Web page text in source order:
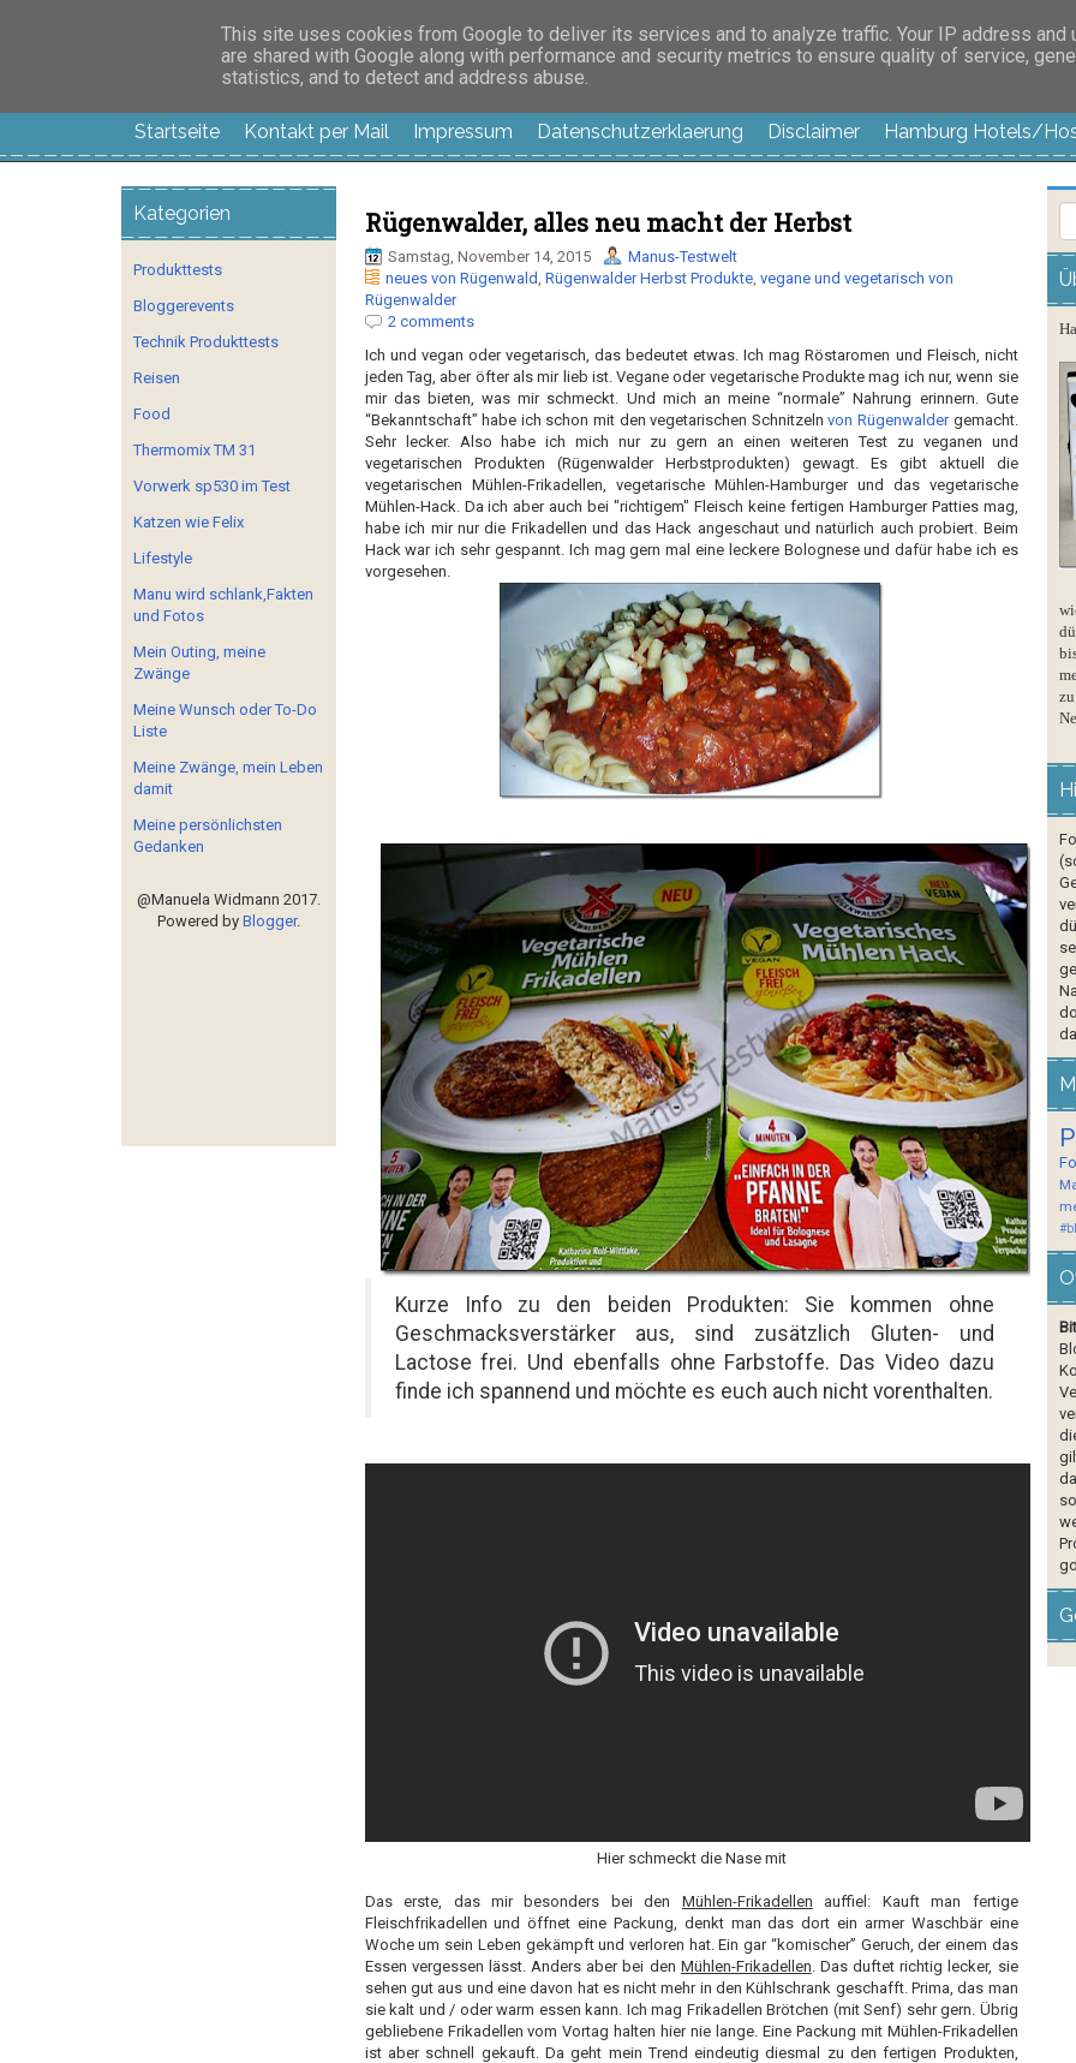
Manus Testwelt, alles außer langweilig
Startseite Kontakt per Mail Impressum Datenschutzerklaerung Disclaimer Hamburg Hotels/
Rügenwalder, alles neu macht der Herbst
Samstag, November 14, 2015
Manus-Testwelt
neues von Rügenwald, Rügenwalder Herbst Produkte, vegane und vegetarisch von
Rügenwalder
2 comments
Ich und vegan oder vegetarisch, das bedeutet etwas. Ich mag Röstaromen und Fleisch, nicht
jeden Tag, aber öfter als mir lieb ist. Vegane oder vegetarische Produkte mag ich nur, wenn sie
mir das bieten, was mir schmeckt. Und mich an meine “normale” Nahrung erinnern. Gute
“Bekanntschaft” habe ich schon mit den vegetarischen Schnitzelnvon Rügenwaldergemacht.
Sehr lecker. Also habe ich mich nur zu gern an einen weiteren Test zu veganen und
vegetarischen Produkten (Rügenwalder Herbstprodukten) gewagt. Es gibt aktuell die
vegetarischen Mühlen-Frikadellen, vegetarische Mühlen-Hamburger und das vegetarische
Mühlen-Hack. Da ich aber auch bei "richtigem" Fleisch keine fertigen Hamburger Pattiesmag,
habe ich mir nur die Frikadellen und dasHack angeschaut und natürlich auch probiert. Beim
Hackwar ich sehr gespannt. Ich mag gern mal eine leckere Bolognese und dafür habe ich es
vorgesehen.
Kurze Info zu den beiden Produkten: Sie kommen ohne
Geschmacksverstärker aus, sind zusätzlich Gluten- und
Lactose frei. Und ebenfalls ohne Farbstoffe. Das Video dazu
finde ich spannend und möchte es euch auch nicht vorenthalten.
Hier schmeckt die Nase mit
Das erste, das mir besonders bei den Mühlen-Frikadellen auffiel: Kauft man fertige
Fleischfrikadellen und öffnet eine Packung, denkt man das dort ein armer Waschbär eine
Woche um sein Leben gekämpft und verloren hat. Ein gar “komischer” Geruch, der einem das
Essen vergessen lässt. Anders aber bei den Mühlen-Frikadellen. Das duftet richtig lecker, sie
sehen gut aus und eine davon hat es nicht mehr in den Kühlschrank geschafft. Prima, das man
sie kalt und / oder warm essen kann. Ich mag Frikadellen Brötchen (mit Senf) sehr gern. Übrig
gebliebene Frikadellen vom Vortag halten hier nie lange. Eine Packung mit Mühlen-Frikadellen
ist aber schnell gekauft. Da geht mein Trend eindeutig diesmal zu den fertigen Produkten,
Kategorien
Produkttests
Bloggerevents
Technik Produkttests
Reisen
Food
Thermomix TM 31
Vorwerk sp530 im Test
Katzen wie Felix
Lifestyle
Manu wird schlank,Fakten
und Fotos
Mein Outing, meine
Zwänge
Meine Wunsch oder To-Do
Liste
Meine Zwänge, mein Leben
damit
Meine persönlichsten
Gedanken
@Manuela Widmann 2017.
Powered by Blogger.
This site uses cookies from Google to deliver its services and to analyze traffic. Your IP address and
are shared with Google along with performance and security metrics to ensure quality of service,
statistics, and to detect and address abuse.